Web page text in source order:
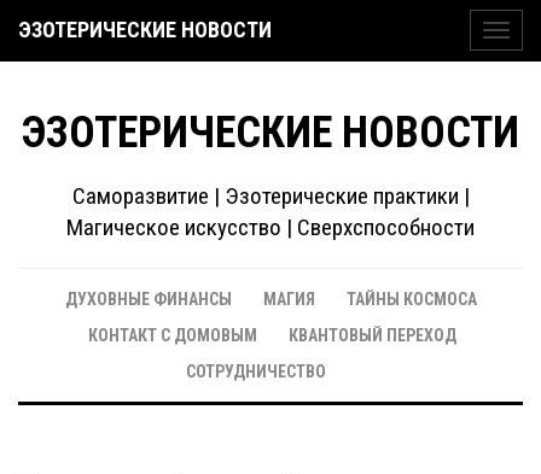
ЭЗОТЕРИЧЕСКИЕ НОВОСТИ
ЭЗОТЕРИЧЕСКИЕ НОВОСТИ
Саморазвитие | Эзотерические практики |
Магическое искусство | Сверхспособности
ДУХОВНЫЕ ФИНАНСЫ МАГИЯ
ТАЙНЫ КОСМОСА
КОНТАКТ С ДОМОВЫМ
КВАНТОВЫЙ ПЕРЕХОД
СОТРУДНИЧЕСТВО